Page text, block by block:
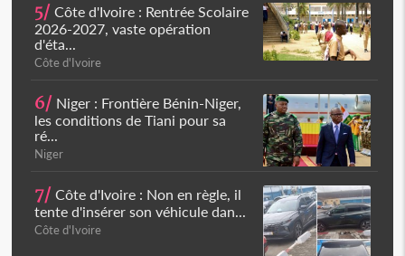
5/ Côte d'Ivoire : Rentrée Scolaire
2026-2027, vaste opération
d'éta...
Côte d'Ivoire
6/ Niger : Frontière Bénin-Niger,
les conditions de Tiani pour sa
ré...
Niger
7/ Côte d'Ivoire : Non en règle, il
tente d'insérer son véhicule dan...
Côte d'Ivoire